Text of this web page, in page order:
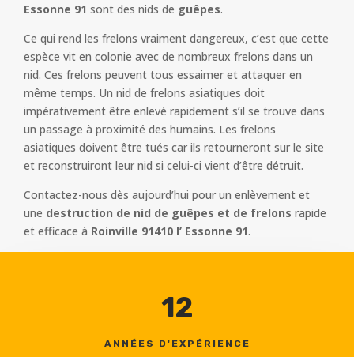
Essonne 91 sont des nids de guêpes.
Ce qui rend les frelons vraiment dangereux, c’est que cette
espèce vit en colonie avec de nombreux frelons dans un
nid. Ces frelons peuvent tous essaimer et attaquer en
même temps. Un nid de frelons asiatiques doit
impérativement être enlevé rapidement s’il se trouve dans
un passage à proximité des humains. Les frelons
asiatiques doivent être tués car ils retourneront sur le site
et reconstruiront leur nid si celui-ci vient d’être détruit.
Contactez-nous dès aujourd’hui pour un enlèvement et
une destruction de nid de guêpes et de frelons rapide
et efficace à Roinville 91410 l’ Essonne 91.
12
ANNÉES D'EXPÉRIENCE